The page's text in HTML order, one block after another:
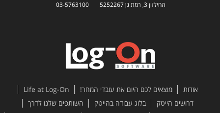
החילזון 3, רמת גן 5252267 03-5763100
אודות מוצאים לכם היום את עובדי המחר!
Life at Log-On
דרושים הייטק
בלוג עבודה בהייטק
השותפים שלנו לדרך